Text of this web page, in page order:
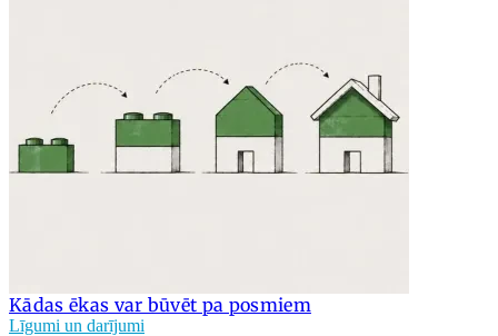
Kādas ēkas var būvēt pa posmiem
Līgumi un darījumi